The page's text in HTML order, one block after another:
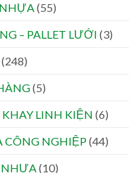
(55)
– PALLET LƯỚI (3)
(248)
(5)
KHAY LINH KIỆN (6)
NGHIỆP(44)
NHỰA(10)